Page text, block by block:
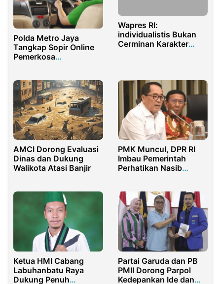
Polda Metro Jaya
Tangkap Sopir Online
Pemerkosa
Wapres RI:
individualistis Bukan
Cerminan Karakter
AMCI Dorong Evaluasi
Dinas dan Dukung
Walikota Atasi Banjir
PMK Muncul, DPR RI
Imbau Pemerintah
Perhatikan Nasib
Ketua HMI Cabang
Labuhanbatu Raya
Dukung Penuh
Partai Garuda dan PB
PMII Dorong Parpol
Kedepankan Ide dan